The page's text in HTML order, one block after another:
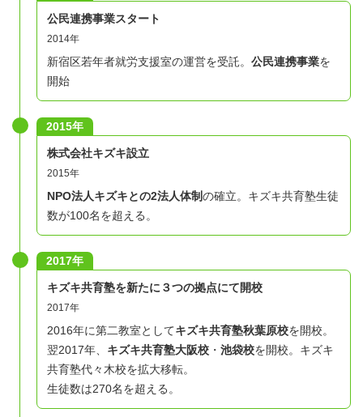
公民連携事業スタート
2014年
新宿区若年者就労支援室の運営を受託。 公民連携事業を
開始
2015年
株式会社キズキ設立
2015年
NPO法人キズキとの2法人体制の確立。キズキ共育塾生徒
数が100名を超える。
2017年
キズキ共育塾を新たに３つの拠点にて開校
2017年
2016年に第二教室としてキズキ共育塾秋葉原校を開校。
翌2017年、 キズキ共育塾大阪校 ・ 池袋校を開校。キズキ
共育塾代々木校を拡大移転。
生徒数は270名を超える。